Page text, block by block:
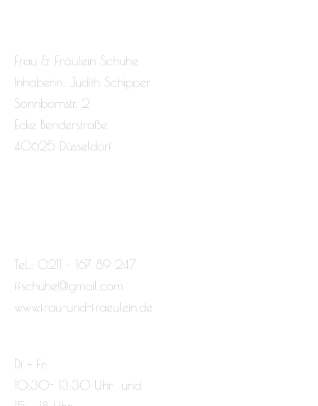
Frau & Fräulein Schuhe
Inhaberin: Judith Schipper
Sonnbornstr. 2
Ecke Benderstraße
40625 Düsseldorf
Tel.: 0211 – 167 89 247
ffschuhe@gmail.com
www.frau-und-fraeulein.de
Di – Fr:
10:30- 13:30 Uhr und